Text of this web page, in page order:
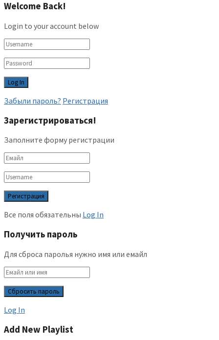
Welcome Back!
Login to your account below
Забыли пароль? Регистрация
Зарегистрироваться!
Заполните форму регистрации
Все поля обязательны Log In
Получить пароль
Для сброса паролья нужно имя или емайл
Log In
Add New Playlist